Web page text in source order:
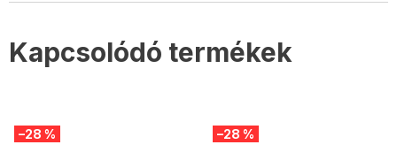
Kapcsolódó termékek
–28 % –28 %